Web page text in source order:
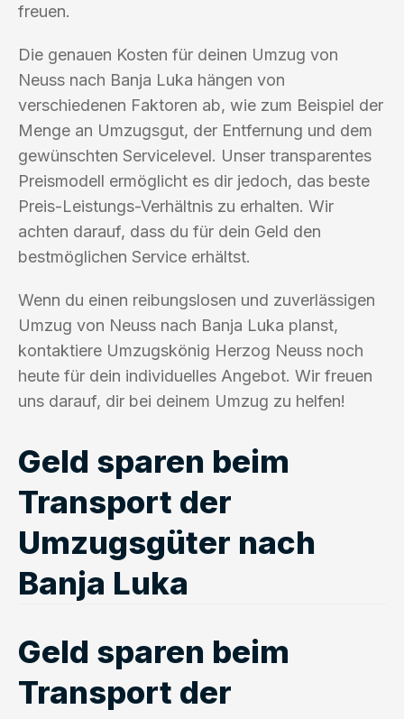
freuen.
Die genauen Kosten für deinen Umzug von
Neuss nach Banja Luka hängen von
verschiedenen Faktoren ab, wie zum Beispiel der
Menge an Umzugsgut, der Entfernung und dem
gewünschten Servicelevel. Unser transparentes
Preismodell ermöglicht es dir jedoch, das beste
Preis-Leistungs-Verhältnis zu erhalten. Wir
achten darauf, dass du für dein Geld den
bestmöglichen Service erhältst.
Wenn du einen reibungslosen und zuverlässigen
Umzug von Neuss nach Banja Luka planst,
kontaktiere Umzugskönig Herzog Neuss noch
heute für dein individuelles Angebot. Wir freuen
uns darauf, dir bei deinem Umzug zu helfen!
Geld sparen beim
Transport der
Umzugsgüter nach
Banja Luka
Geld sparen beim
Transport der